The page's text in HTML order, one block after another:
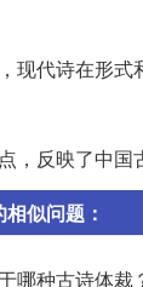
现代诗在形式
，反映了中国
似问题：
哪种古诗体裁